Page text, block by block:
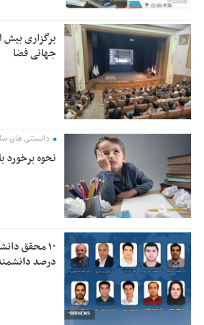
جهانی فضا
دانستنی های
نحوه برخورد
درصد